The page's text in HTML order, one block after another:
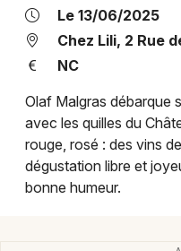
Grands événements
Manifestations
Foires & salons
Lille
Lyon
Marseille
Mulhouse
Montpellier
Le 13/06/2025
Chez Lili, 2 Rue
NC
Olaf Malgras débarque
avec les quilles du
rouge, rosé : des vins
dégustation libre et
bonne humeur.
Quand ?
Aujourd'hui